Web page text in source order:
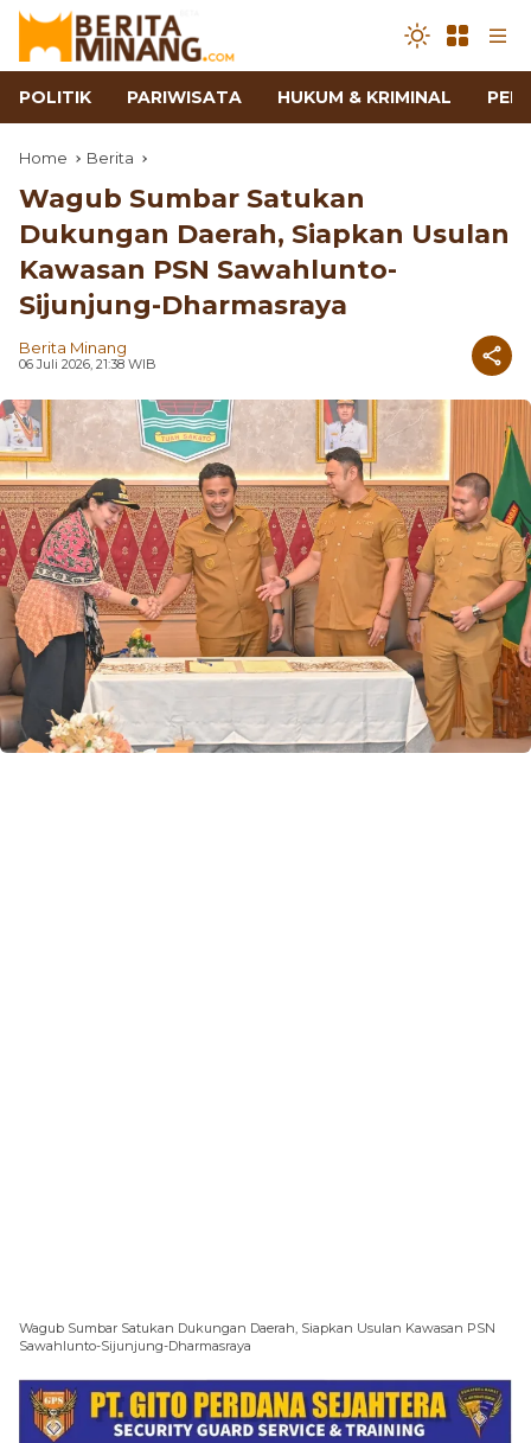
POLITIK PARIWISATA HUKUM & KRIMINAL
Home Berita
Wagub Sumbar Satukan
Dukungan Daerah, Siapkan Usulan
Kawasan PSN Sawahlunto-
Sijunjung-Dharmasraya
Berita Minang
06 Juli 2026, 21:38 WIB
Wagub Sumbar Satukan Dukungan Daerah, Siapkan Usulan Kawasan PSN
Sawahlunto-Sijunjung-Dharmasraya